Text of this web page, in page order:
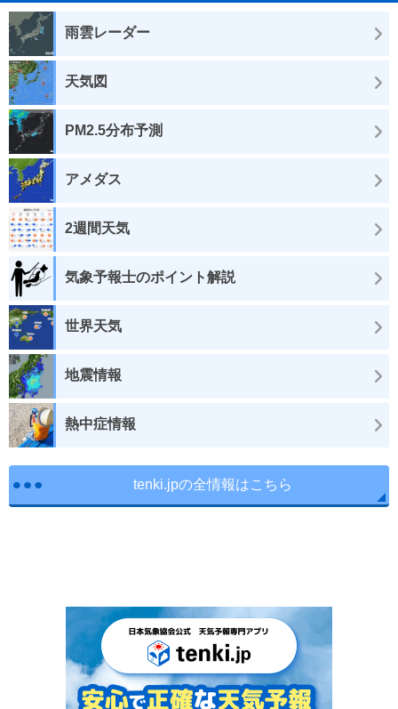
雨雲レーダー
天気図
PM2.5分布予測
アメダス
2週間天気
気象予報士のポイント解説
世界天気
地震情報
熱中症情報
tenki.jpの全情報はこちら